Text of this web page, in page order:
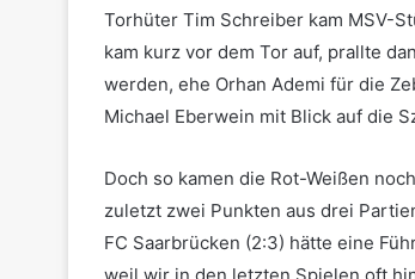
Torhüter Tim Schreiber kam MSV-
kam kurz vor dem Tor auf, prallte
werden, ehe Orhan Ademi für die
Michael Eberwein mit Blick auf die
Doch so kamen die Rot-Weißen
zuletzt zwei Punkten aus drei
FC Saarbrücken (2:3) hätte eine